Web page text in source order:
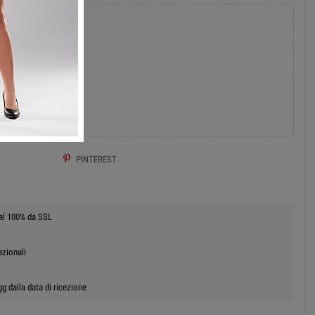
CARRELLO
PINTEREST
da SSL
dalla data di ricezione